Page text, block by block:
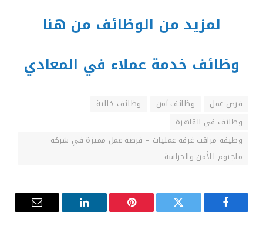
لمزيد من الوظائف من هنا
وظائف خدمة عملاء في المعادي
فرص عمل وظائف أمن
وظائف خالية
وظائف في القاهرة
وظيفة مراقب غرفة عمليات – فرصة عمل مميزة في شركة
ماجنوم للأمن والحراسة
فيسبوك تويتر بينتيريست لينكدإن
البريد